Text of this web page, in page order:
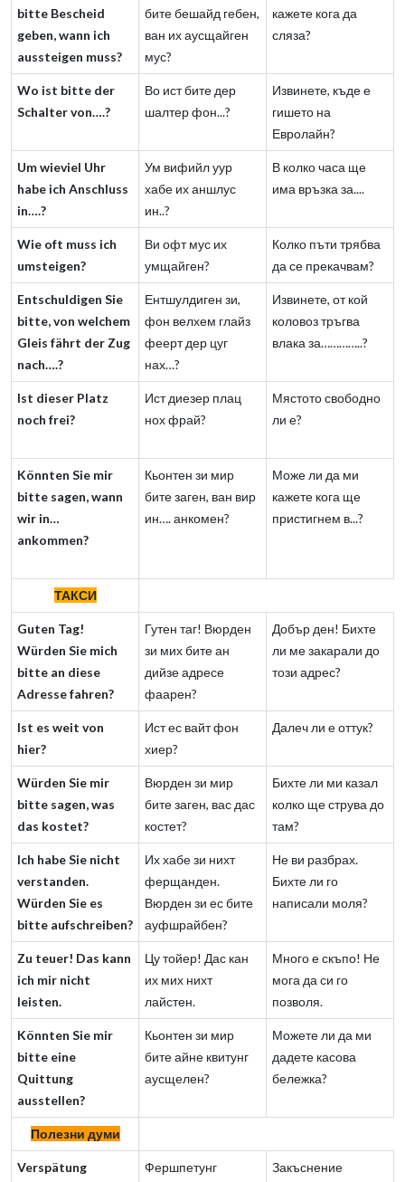
bitte Bescheid
geben, wann ich
aussteigen muss?
бите бешайд гебен,
ван их аусщайген
мус?
кажете кога да
сляза?
Wo ist bitte der
Schalter von….?
Во ист бите дер
шалтер фон...?
Извинете, къде е
гишето на
Евролайн?
Um wieviel Uhr
habe ich Anschluss
in….?
Ум вифийл уур
хабе их аншлус
ин..?
В колко часа ще
има връзка за....
Wie oft muss ich
umsteigen?
Ви офт мус их
умщайген?
Колко пъти трябва
да се прекачвам?
Entschuldigen Sie
bitte, von welchem
Gleis fährt der Zug
nach….?
Ентшулдиген зи,
фон велхем глайз
феерт дер цуг
нах…?
Извинете, от кой
коловоз тръгва
влака за…………..?
Ist dieser Platz
noch frei?
Ист диезер плац
нох фрай?
Мястото свободно
ли е?
Könnten Sie mir
bitte sagen, wann
wir in…
ankommen?
Кьонтен зи мир
бите заген, ван вир
ин…. анкомен?
Може ли да ми
кажете кога ще
пристигнем в...?
ТАКСИ
Guten Tag!
Würden Sie mich
bitte an diese
Adresse fahren?
Гутен таг! Вюрден
зи мих бите ан
дийзе адресе
фаарен?
Добър ден! Бихте
ли ме закарали до
този адрес?
Ist es weit von
hier?
Ист ес вайт фон
хиер?
Далеч ли е оттук?
Würden Sie mir
bitte sagen, was
das kostet?
Вюрден зи мир
бите заген, вас дас
костет?
Бихте ли ми казал
колко ще струва до
там?
Ich habe Sie nicht
verstanden.
Würden Sie es
bitte aufschreiben?
Их хабе зи нихт
ферщанден.
Вюрден зи ес бите
ауфшрайбен?
Не ви разбрах.
Бихте ли го
написали моля?
Zu teuer! Das kann
ich mir nicht
leisten.
Цу тойер! Дас кан
их мих нихт
лайстен.
Много е скъпо! Не
мога да си го
позволя.
Könnten Sie mir
bitte eine
Quittung
ausstellen?
Кьонтен зи мир
бите айне квитунг
аусщелен?
Можете ли да ми
дадете касова
бележка?
Полезни думи
Verspätung Фершпетунг Закъснение